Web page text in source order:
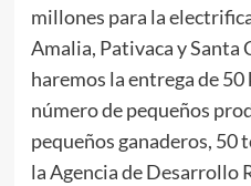
millones para la
Amalia, Pativaca y Santa
haremos la entrega de
número de pequeños
pequeños ganaderos, 50
la Agencia de Desarrollo